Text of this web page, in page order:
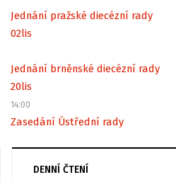
Jednání pražské diecézní rady
02lis
Jednání brněnské diecézní rady
20lis
14:00
Zasedání Ústřední rady
DENNÍ ČTENÍ